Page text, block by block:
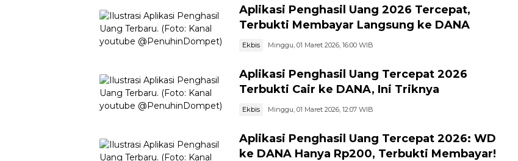
Aplikasi Penghasil Uang 2026 Tercepat,
Terbukti Membayar Langsung ke DANA
Ekbis Minggu, 01 Maret 2026, 16:00 WIB
Aplikasi Penghasil Uang Tercepat 2026
Terbukti Cair ke DANA, Ini Triknya
Ekbis Minggu, 01 Maret 2026, 12:07 WIB
Aplikasi Penghasil Uang Tercepat 2026: WD
ke DANA Hanya Rp200, Terbukti Membayar!